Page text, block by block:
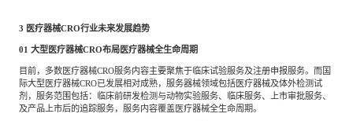
3 医疗器械CRO行业未来发展趋势
01 大型医疗器械CRO布局医疗器械全生命周期
目前，多数医疗器械CRO服务内容主要聚焦于临床试验服务及注册申报服务。而国
际大型医疗器械CRO已发展相对成熟，服务器械领域包括医疗器械及体外检测试
剂，服务范围包括：临床前研发检测与动物实验服务、临床服务、上市审批服务、
及产品上市后的追踪服务，服务内容覆盖医疗器械全生命周期。